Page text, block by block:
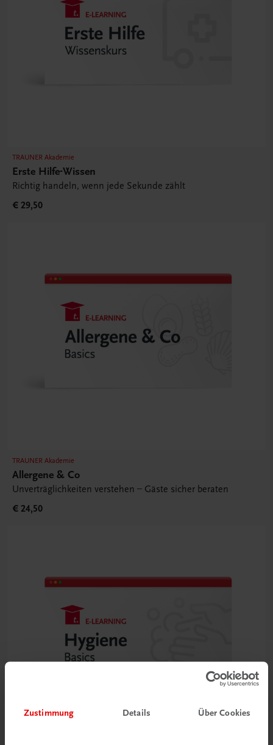
Zustimmung Details Über Cookies
TRAUNER Akademie
Erste Hilfe-Wissen
Richtig handeln, wenn jede Sekunde zählt
€ 29,50
TRAUNER Akademie
Allergene & Co
Unverträglichkeiten verstehen – Gäste sicher beraten
€ 24,50